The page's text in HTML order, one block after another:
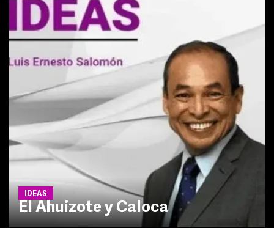
IDEAS
El Ahuizote y Caloca